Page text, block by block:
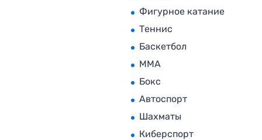
Фигурное катание
Теннис
Баскетбол
MMA
Бокс
Автоспорт
Шахматы
Киберспорт